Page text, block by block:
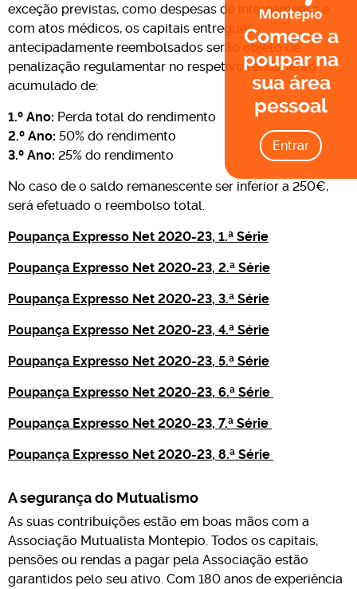
Comece a
poupar na
sua área
pessoal
Entrar
exceção previstas, como despesas de internamento e
com atos médicos, os capitais entregues
antecipadamente reembolsados serão objeto de
penalização regulamentar no respetivo rendimento
acumulado de:
1.º Ano: Perda total do rendimento
2.º Ano: 50% do rendimento
3.º Ano: 25% do rendimento
No caso de o saldo remanescente ser inferior a 250€,
será efetuado o reembolso total.
Poupança Expresso Net 2020-23, 1.ª Série
Poupança Expresso Net 2020-23, 2.ª Série
Poupança Expresso Net 2020-23, 3.ª Série
Poupança Expresso Net 2020-23, 4.ª Série
Poupança Expresso Net 2020-23, 5.ª Série
Poupança Expresso Net 2020-23, 6.ª Série
Poupança Expresso Net 2020-23, 7.ª Série
Poupança Expresso Net 2020-23, 8.ª Série
A segurança do Mutualismo
As suas contribuições estão em boas mãos com a
Associação Mutualista Montepio. Todos os capitais,
pensões ou rendas a pagar pela Associação estão
garantidos pelo seu ativo. Com 180 anos de experiência